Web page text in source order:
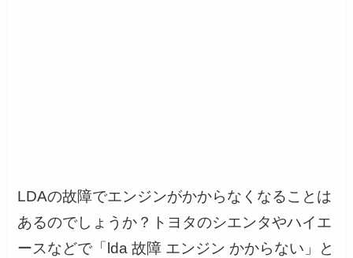
LDAの故障でエンジンがかからなくなることは
あるのでしょうか？トヨタのシエンタやハイエ
ースなどで「lda 故障 エンジン かからない」と